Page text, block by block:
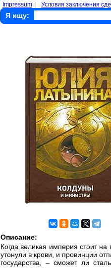
Impressum Условия заключения
Я ищу:
Описание:
Когда великая империя стоит
утонули в крови, и провинции
государства, – сможет ли